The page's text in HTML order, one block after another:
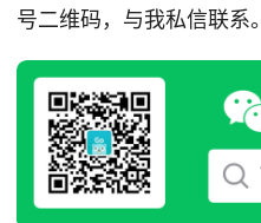
号二维码，与我私信联系。